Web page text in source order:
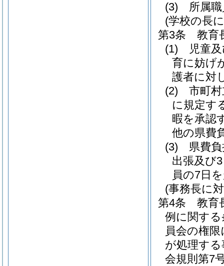
(3)
所属
(学校の長
第3条
教育
(1)
児童
育に妨げ
護者に対
(2)
市町
に規定す
暇を承認
他の県費
(3)
県費
出張及び
員の7日
(事務長に
第4条
教育
例に関する
員会の権
が処理す
会規則第7